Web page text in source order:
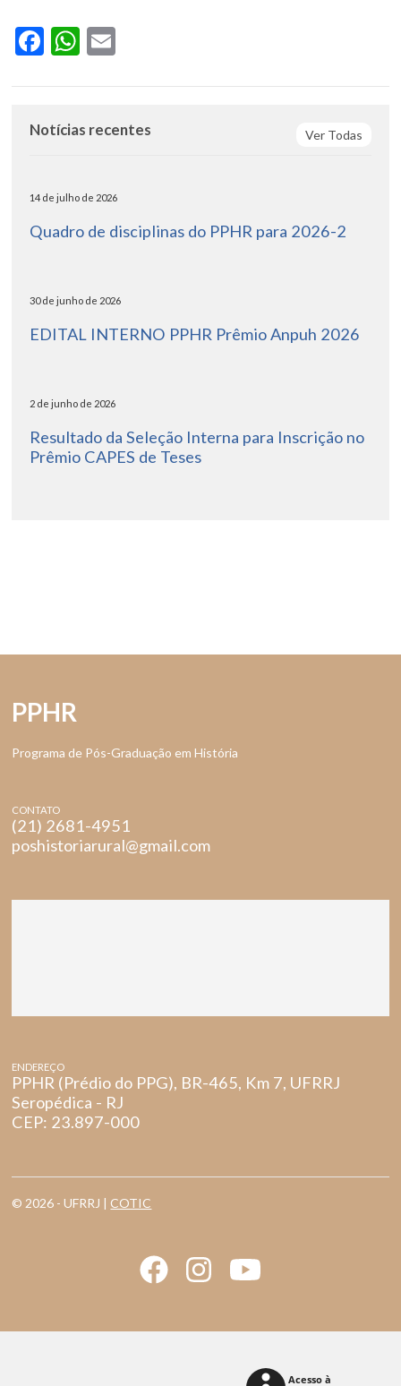
Facebook
WhatsApp
Ver Todas
Notícias recentes
14 de julho de 2026
Quadro de disciplinas do PPHR para 2026-2
30 de junho de 2026
EDITAL INTERNO PPHR Prêmio Anpuh 2026
2 de junho de 2026
Resultado da Seleção Interna para Inscrição no
Prêmio CAPES de Teses
PPHR
Programa de Pós-Graduação em História
CONTATO
(21) 2681-4951
poshistoriarural@gmail.com
ENDEREÇO
PPHR (Prédio do PPG), BR-465, Km 7, UFRRJ
Seropédica - RJ
CEP: 23.897-000
© 2026 - UFRRJ |COTIC